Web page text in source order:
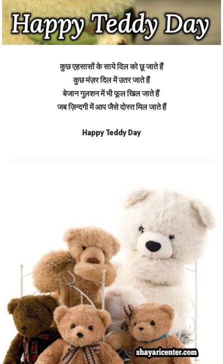
कुछ एहसासों के साये दिल को छू जाते हैं
कुछ मंज़र दिल में उतर जाते हैं
बेजान गुलशन में भी फूल खिल जाते हैं
जब ज़िन्दगी में आप जैसे दोस्त मिल जाते हैं
Happy Teddy Day